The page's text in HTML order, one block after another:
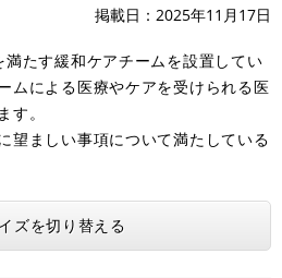
掲載日 2025年11月17日
たす緩和ケアチームを設置してい
ムによる医療やケアを受けられる医
す。
ましい事項について満たしている
ズを切り替える